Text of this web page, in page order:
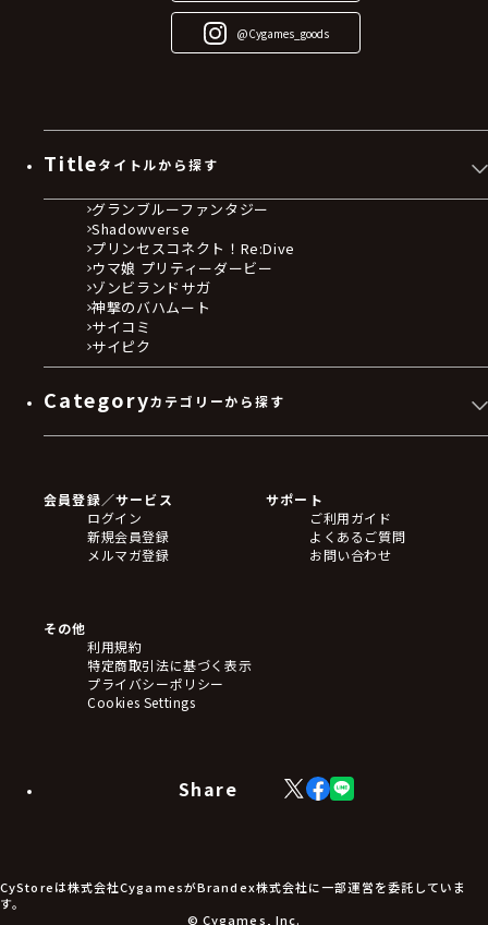
@Cygames_goods
Titleタイトルから探す
グランブルーファンタジー
Shadowverse
プリンセスコネクト！Re:Dive
ウマ娘 プリティーダービー
ゾンビランドサガ
神撃のバハムート
サイコミ
サイピク
Categoryカテゴリーから探す
フィギュア
アクリルスタンド
バッジ
キーホルダー・ストラップ
ステッカー・シール・カード
タペストリー・ポスター
アームサポーター
ブレードホルダー
食品・飲料品
アパレル小物
アクセサリー
会員登録／サービス
ログイン
新規会員登録
メルマガ登録
サポート
ご利用ガイド
よくあるご質問
お問い合わせ
その他
利用規約
特定商取引法に基づく表示
プライバシーポリシー
Cookies Settings
Share
X
(Twitter)
Facebook
LINE
CyStoreは株式会社CygamesがBrandex株式会社に一部運営を委託していま
す。
© Cygames, Inc.